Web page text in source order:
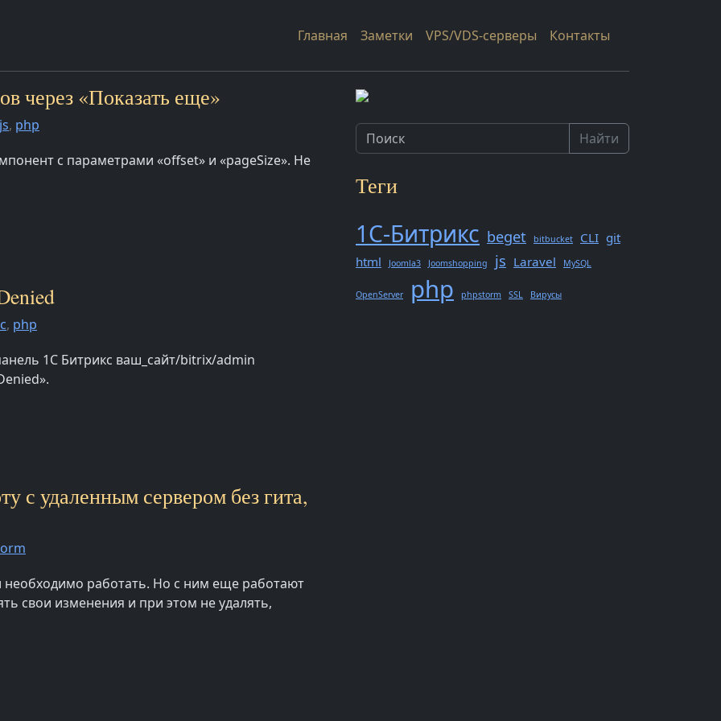
Главная Заметки VPS/VDS-серверы Контакты
через «Показать еще»
js, php
с параметрами «offset» и «pageSize». Не
, php
1С Битрикс ваш_сайт/bitrix/admin
с удаленным сервером без гита,
необходимо работать. Но с ним еще работают
свои изменения и при этом не удалять,
Найти
Теги
1С-Битрикс beget bitbucket CLI git
html
Joomla3 Joomshopping js Laravel MySQL
OpenServer php phpstorm SSL Вирусы